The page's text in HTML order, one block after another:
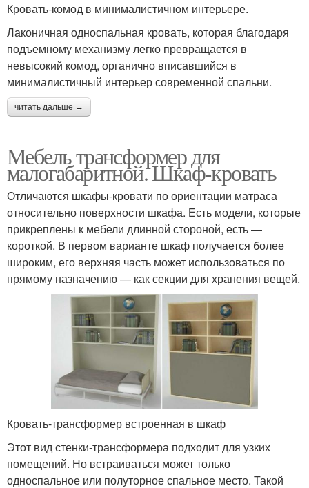
Кровать-комод в минималистичном интерьере.
Лаконичная односпальная кровать, которая благодаря
подъемному механизму легко превращается в
невысокий комод, органично вписавшийся в
минималистичный интерьер современной спальни.
читать дальше →
Мебель трансформер для
малогабаритной. Шкаф-кровать
Отличаются шкафы-кровати по ориентации матраса
относительно поверхности шкафа. Есть модели, которые
прикреплены к мебели длинной стороной, есть —
короткой. В первом варианте шкаф получается более
широким, его верхняя часть может использоваться по
прямому назначению — как секции для хранения вещей.
Кровать-трансформер встроенная в шкаф
Этот вид стенки-трансформера подходит для узких
помещений. Но встраиваться может только
односпальное или полуторное спальное место. Такой